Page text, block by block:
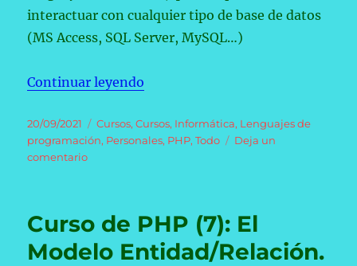
interactuar con cualquier tipo de base de datos
(MS Access, SQL Server, MySQL…)
Continuar leyendo
Publicado
el
20/09/2021 Categorías
Cursos,Cursos, Informática, Lenguajes de
programación, Personales, PHP,Todo
Deja un
comentarioen
(8):
lenguaje
Curso de PHP (7): El
Modelo Entidad/Relación.